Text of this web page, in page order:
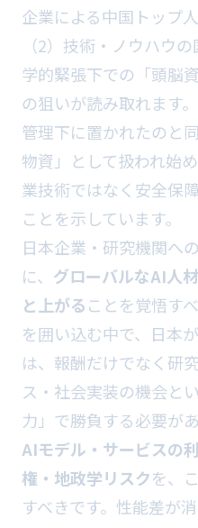
企業による中国トップ
（2）技術・ノウハウ
学的緊張下での「頭脳
の狙いが読み取れます
管理下に置かれたのと
物資」として扱われ始
業技術ではなく安全保
ことを示しています。
日本企業・研究機関へ
に、 グローバルなAI人
と上がることを覚悟す
を囲い込む中で、日本
は、報酬だけでなく研
ス・社会実装の機会と
力」で勝負する必要が
AIモデル・サービスの
権・地政学リスクを、
すべきです。性能差が